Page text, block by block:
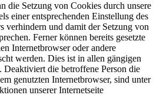
die Setzung von Cookies durch unsere
einer entsprechenden Einstellung des
verhindern und damit der Setzung von
Ferner können bereits gesetzte
Internetbrowser oder andere
werden. Dies ist in allen gängigen
die betroffene Person die
genutzten Internetbrowser, sind unter
unserer Internetseite